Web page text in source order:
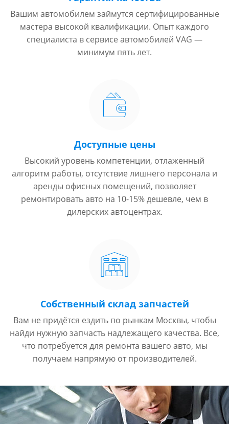
Вашим автомобилем займутся сертифицированные
мастера высокой квалификации. Опыт каждого
специалиста в сервисе автомобилей VAG —
минимум пять лет.
Доступные цены
Высокий уровень компетенции, отлаженный
алгоритм работы, отсутствие лишнего персонала и
аренды офисных помещений, позволяет
ремонтировать авто на 10-15% дешевле, чем в
дилерских автоцентрах.
Собственный склад запчастей
Вам не придётся ездить по рынкам Москвы, чтобы
найди нужную запчасть надлежащего качества. Все,
что потребуется для ремонта вашего авто, мы
получаем напрямую от производителей.